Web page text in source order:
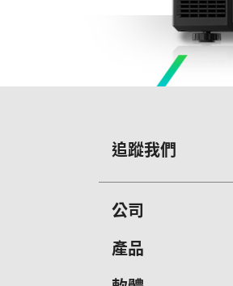
追蹤我們
公司
關於Vivitek
產品
攜帶型投影機